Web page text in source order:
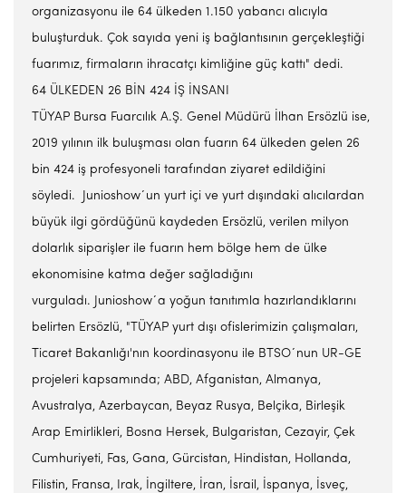
organizasyonu ile 64 ülkeden 1.150 yabancı alıcıyla
buluşturduk. Çok sayıda yeni iş bağlantısının gerçekleştiği
fuarımız, firmaların ihracatçı kimliğine güç kattı" dedi.
64 ÜLKEDEN 26 BİN 424 İŞ İNSANI
TÜYAP Bursa Fuarcılık A.Ş. Genel Müdürü İlhan Ersözlü ise,
2019 yılının ilk buluşması olan fuarın 64 ülkeden gelen 26
bin 424 iş profesyoneli tarafından ziyaret edildiğini
söyledi. Junioshow´un yurt içi ve yurt dışındaki alıcılardan
büyük ilgi gördüğünü kaydeden Ersözlü, verilen milyon
dolarlık siparişler ile fuarın hem bölge hem de ülke
ekonomisine katma değer sağladığını
vurguladı. Junioshow´a yoğun tanıtımla hazırlandıklarını
belirten Ersözlü, "TÜYAP yurt dışı ofislerimizin çalışmaları,
Ticaret Bakanlığı'nın koordinasyonu ile BTSO´nun UR-GE
projeleri kapsamında; ABD, Afganistan, Almanya,
Avustralya, Azerbaycan, Beyaz Rusya, Belçika, Birleşik
Arap Emirlikleri, Bosna Hersek, Bulgaristan, Cezayir, Çek
Cumhuriyeti, Fas, Gana, Gürcistan, Hindistan, Hollanda,
Filistin, Fransa, Irak, İngiltere, İran, İsrail, İspanya, İsveç,